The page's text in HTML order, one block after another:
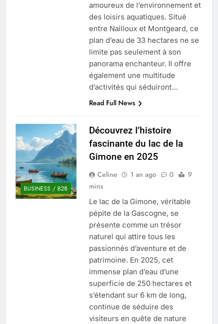
amoureux de l’environnement et
des loisirs aquatiques. Situé
entre Nailloux et Montgeard, ce
plan d’eau de 33 hectares ne se
limite pas seulement à son
panorama enchanteur. Il offre
également une multitude
d’activités qui séduiront…
Read Full News
BUSINESS / B2B
Découvrez l’histoire
fascinante du lac de la
Gimone en 2025
Celine 1 an ago 0
9
mins
Le lac de la Gimone, véritable
pépite de la Gascogne, se
présente comme un trésor
naturel qui attire tous les
passionnés d’aventure et de
patrimoine. En 2025, cet
immense plan d’eau d’une
superficie de 250 hectares et
s’étendant sur 6 km de long,
continue de séduire des
visiteurs en quête de nature